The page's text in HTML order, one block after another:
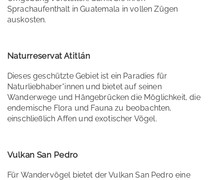
Sprachaufenthalt in Guatemala in vollen Zügen
auskosten.
Naturreservat Atitlán
Dieses geschützte Gebiet ist ein Paradies für
Naturliebhaber*innen und bietet auf seinen
Wanderwege und Hängebrücken die Möglichkeit, die
endemische Flora und Fauna zu beobachten,
einschließlich Affen und exotischer Vögel.
Vulkan San Pedro
Für Wandervögel bietet der Vulkan San Pedro eine